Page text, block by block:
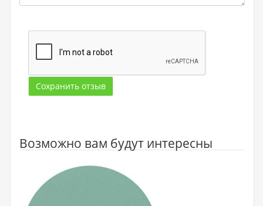
Сохранить отзыв
Возможно вам будут интересны